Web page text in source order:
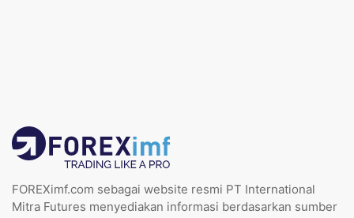
FOREXimf.com sebagai website resmi PT International
Mitra Futures menyediakan informasi berdasarkan sumber